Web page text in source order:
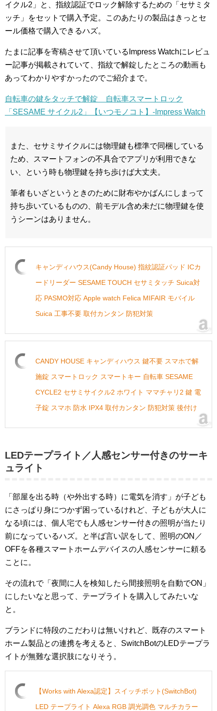
イクル2」と、指紋認証でロック解除するための「セサミタ
ッチ」をセットで購入予定。このあたりの製品はきっとセ
ール価格で購入できるハズ。
たまに記事を寄稿させて頂いているImpress Watchにレビュ
ー記事が掲載されていて、指紋で解錠したところの動画も
あってわかりやすかったのでご紹介まで。
自転車の鍵をタッチで解錠 自転車スマートロック
「SESAME サイクル2」【いつモノコト】-Impress Watch
また、セサミサイクルには物理鍵も標準で同梱している
ため、スマートフォンの不具合でアプリが利用できな
い、という時も物理鍵を持ち歩けば大丈夫。
筆者もいざというときのために財布やかばんにしまって
持ち歩いているものの、前モデル含め未だに物理鍵を使
うシーンはありません。
キャンディハウス(Candy House) 指紋認証パッド ICカ
ードリーダー SESAME TOUCH セサミタッチ Suica対
応 PASMO対応 Apple watch Felica MIFAIR モバイル
Suica 工事不要 取付カンタン 防犯対策
CANDY HOUSE キャンディハウス 鍵不要 スマホで解
施錠 スマートロック スマートキー 自転車 SESAME
CYCLE2 セサミサイクル2 ホワイト ママチャリ2 鍵 電
子錠 スマホ 防水 IPX4 取付カンタン 防犯対策 後付け
LEDテープライト／人感センサー付きのサーキ
ュライト
「部屋を出る時（や外出する時）に電気を消す」が子ども
にさっぱり身につかず困っているけれど、子どもが大人に
なる頃には、個人宅でも人感センサー付きの照明が当たり
前になっているハズ。と半ば言い訳をして、照明のON／
OFFを各種スマートホームデバイスの人感センサーに頼る
ことに。
その流れで「夜間に人を検知したら間接照明を自動でON」
にしたいなと思って、テープライトを購入してみたいな
と。
ブランドに特段のこだわりは無いけれど、既存のスマート
ホーム製品との連携を考えると、SwitchBotのLEDテープラ
イトが無難な選択肢になりそう。
【Works with Alexa認定】スイッチボット(SwitchBot)
LED テープライト Alexa RGB 調光調色 マルチカラー